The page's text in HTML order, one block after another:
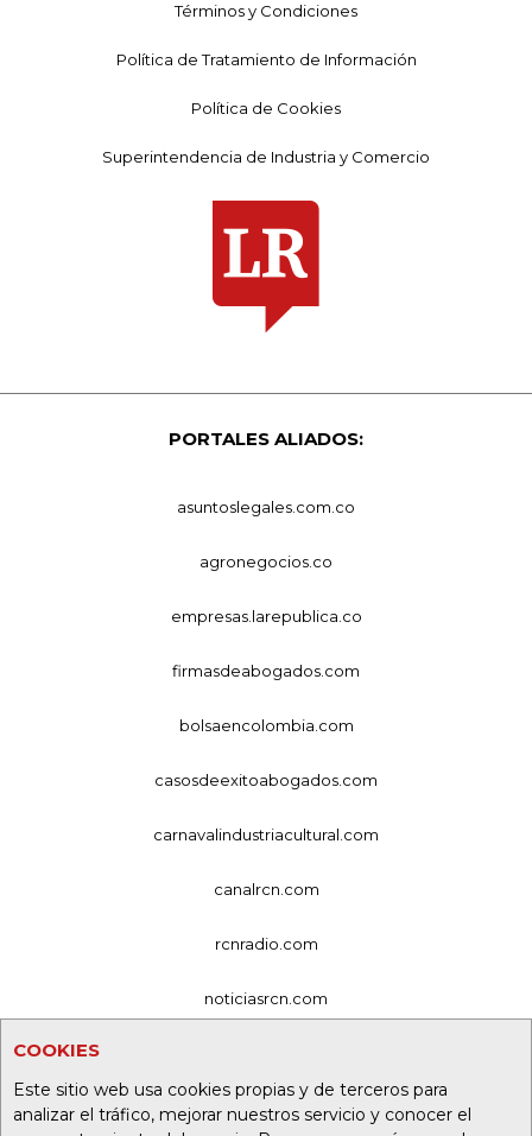
COOKIES
Este sitio web usa cookies propias y de terceros para
analizar el tráfico, mejorar nuestros servicio y conocer el
Términos y Condiciones
Política de Tratamiento de Información
Política de Cookies
Superintendencia de Industria y Comercio
PORTALES ALIADOS:
asuntoslegales.com.co
agronegocios.co
empresas.larepublica.co
firmasdeabogados.com
bolsaencolombia.com
casosdeexitoabogados.com
carnavalindustriacultural.com
canalrcn.com
rcnradio.com
noticiasrcn.com
alerta.com.co